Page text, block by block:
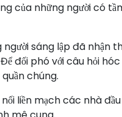
của những người có
sáng lập đã nhận
đối phó với câu hỏi
chúng.
liền mạch các nhà